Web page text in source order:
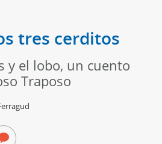
tres cerditos
y el lobo, un cuento
Traposo